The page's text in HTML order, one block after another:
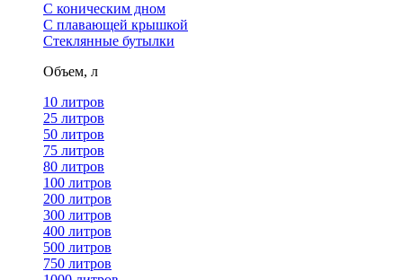
С коническим дном
С плавающей крышкой
Стеклянные бутылки
Объем, л
10 литров
25 литров
50 литров
75 литров
80 литров
100 литров
200 литров
300 литров
400 литров
500 литров
750 литров